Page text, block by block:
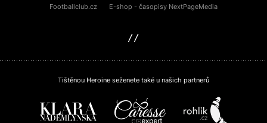
Footballclub.cz E-shop - časopisy NextPageMedia
Tištěnou Heroine seženete také u našich partnerů